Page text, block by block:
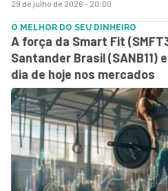
29 de julho de 2026 - 20:00
O MELHOR DO SEU DINHEIRO
A força da Smart Fit
Santander Brasil (SANB11)
dia de hoje nos mercados